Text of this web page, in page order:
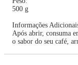
500 g
Informações
Após abrir, consuma
o sabor do seu café,